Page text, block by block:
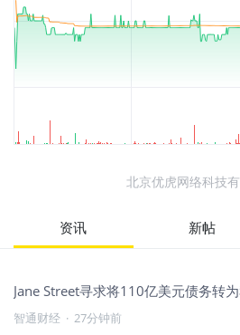
北京优虎网络科技
资讯 新帖
Jane Street寻求将110亿美元债务转
智通财经 · 27分钟前